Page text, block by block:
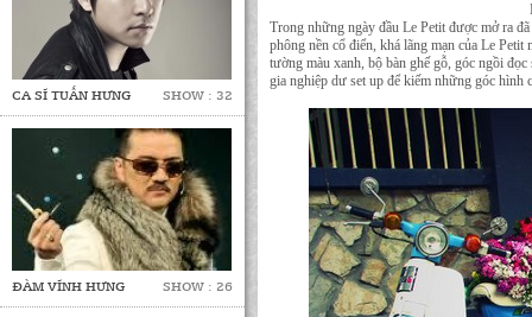
CA SĨ TUẤN HƯNG SHOW : 32
ĐÀM VĨNH HƯNG SHOW : 26
Trong những ngày đầu Le Petit được mở ra
phông nền cổ điển, khá lãng mạn của Le
tường màu xanh, bộ bàn ghế gỗ, góc ngồi
gia nghiệp dư set up để kiếm những góc hình